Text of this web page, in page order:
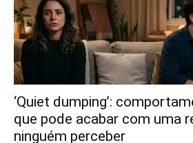
‘Quiet dumping’:
que pode acabar com uma
ninguém perceber